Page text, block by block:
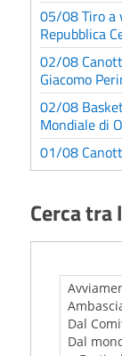
05/08 Tiro a
Repubblica
02/08
Giacomo
02/08
Mondiale di
01/08
Cerca tra